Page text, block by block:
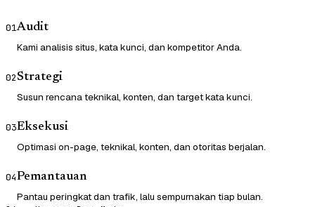
01Audit
Kami analisis situs, kata kunci, dan kompetitor Anda.
02Strategi
Susun rencana teknikal, konten, dan target kata kunci.
03Eksekusi
Optimasi on-page, teknikal, konten, dan otoritas berjalan.
04Pemantauan
Pantau peringkat dan trafik, lalu sempurnakan tiap bulan.